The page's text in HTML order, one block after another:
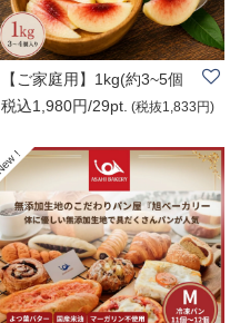
【ご家庭用】1kg(約3~5個
入)新潟県産 朝..
税込1,980円/29pt. (税抜1,833円)